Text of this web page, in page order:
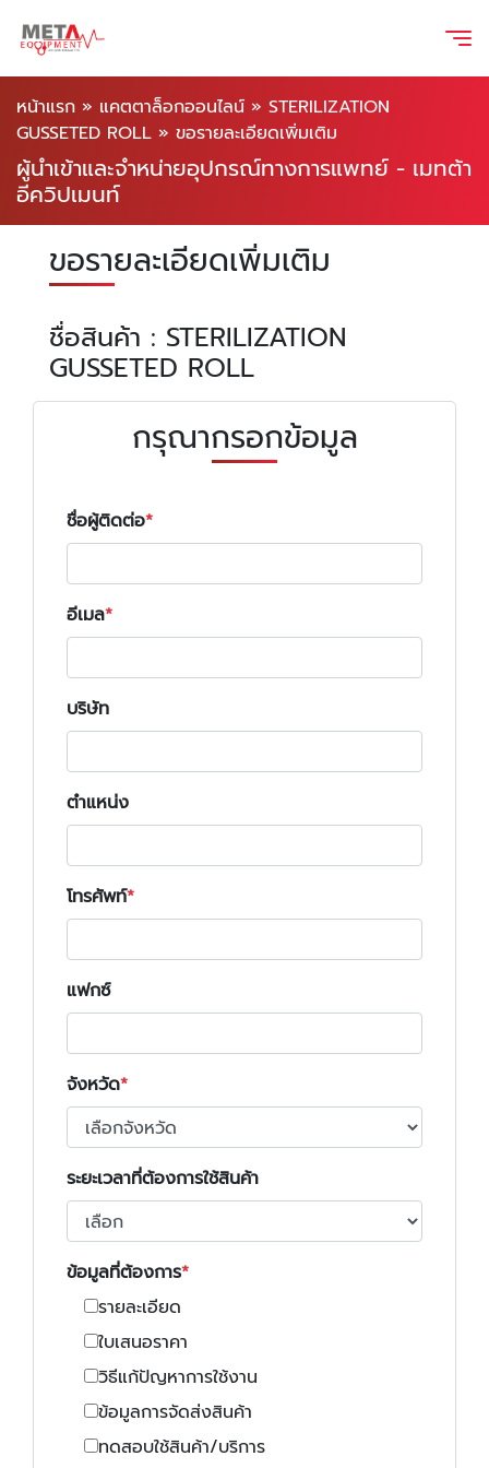
หน้าแรก » แคตตาล็อกออนไลน์ » STERILIZATION
GUSSETED ROLL » ขอรายละเอียดเพิ่มเติม
ผู้นำเข้าและจำหน่ายอุปกรณ์ทางการแพทย์ - เมทต้า
อีควิปเมนท์
ขอรายละเอียดเพิ่มเติม
ชื่อสินค้า : STERILIZATION
GUSSETED ROLL
กรุณากรอกข้อมูล
ชื่อผู้ติดต่อ
อีเมล
บริษัท
ตำแหน่ง
โทรศัพท์
แฟกซ์
จังหวัด
ระยะเวลาที่ต้องการใช้สินค้า
ข้อมูลที่ต้องการ
รายละเอียด
ใบเสนอราคา
วิธีแก้ปัญหาการใช้งาน
ข้อมูลการจัดส่งสินค้า
ทดสอบใช้สินค้า/บริการ